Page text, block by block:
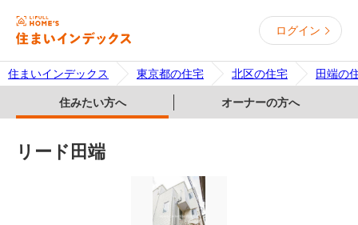
ログイン
住まいインデックス 東京都の住宅 北区の住宅 田端の
住みたい方へ オーナーの方へ
リード田端